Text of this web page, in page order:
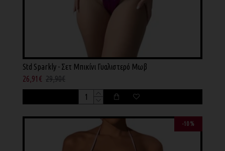
Std Sparkly - Σετ Μπικίνι Γυαλιστερό Μωβ
26,91€ 29,90€
-10 %